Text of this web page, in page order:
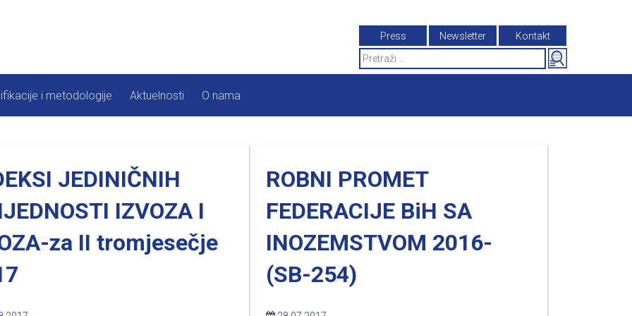
Press Newsletter
Kontakt
Search
for:
i metodologije Aktuelnosti O nama
JEDINIČNIH
IZVOZA I
za II tromjesečje
ROBNI PROMET
FEDERACIJE BiH SA
INOZEMSTVOM 2016-
(SB-254)